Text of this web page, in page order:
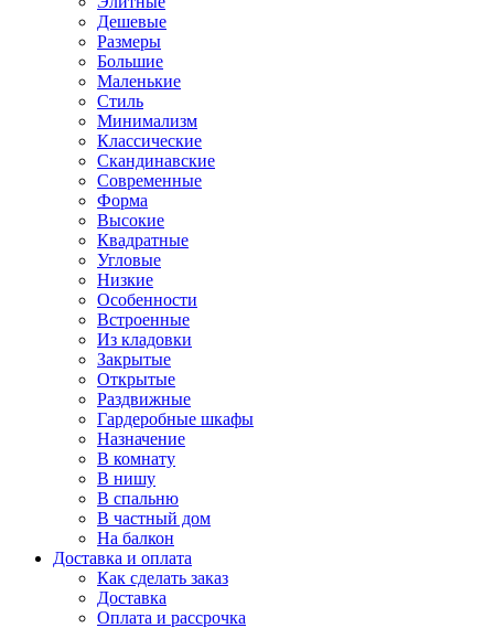
Дешевые
Размеры
Большие
Маленькие
Стиль
Минимализм
Классические
Скандинавские
Современные
Форма
Высокие
Квадратные
Угловые
Низкие
Особенности
Встроенные
Из кладовки
Закрытые
Открытые
Раздвижные
Гардеробные шкафы
Назначение
В комнату
В нишу
В спальню
В частный дом
На балкон
Доставка и оплата
Как сделать заказ
Доставка
Оплата и рассрочка